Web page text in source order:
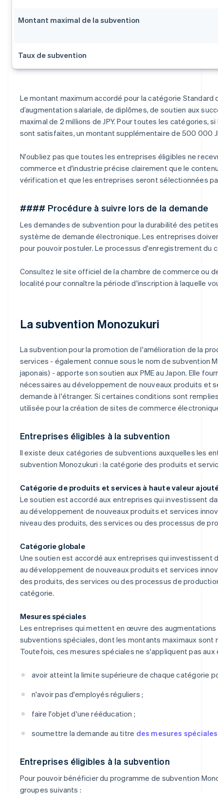
Montant maximal de la subvention
Taux de subvention
Le montant maximum accordé pour la catégorie
d’augmentation salariale, de diplômes, de soutien aux
maximal de 2 millions de JPY. Pour toutes les catégories,
sont satisfaites, un montant supplémentaire de 500 000
N'oubliez pas que toutes les entreprises éligibles ne
commerce et d'industrie précise clairement que le
vérification et que les entreprises seront sélectionnées
#### Procédure à suivre lors de la demande
Les demandes de subvention pour la durabilité des
système de demande électronique. Les entreprises
pour pouvoir postuler. Le processus d'enregistrement du
Consultez le site officiel de la chambre de commerce ou
localité pour connaître la période d'inscription à laquelle
La subvention Monozukuri
La subvention pour la promotion de l'amélioration de la
services - également connue sous le nom de subvention
japonais) - apporte son soutien aux PME au Japon. Elle
nécessaires au développement de nouveaux produits et
demande à l'étranger. Si certaines conditions sont
utilisée pour la création de sites de commerce
Entreprises éligibles à la subvention
Il existe deux catégories de subventions auxquelles les
subvention Monozukuri : la catégorie des produits et
Catégorie de produits et services à haute valeur
Le soutien est accordé aux entreprises qui investissent
au développement de nouveaux produits et services
niveau des produits, des services ou des processus de
Catégorie globale
Une soutien est accordé aux entreprises qui
au développement de nouveaux produits et services
des produits, des services ou des processus de
catégorie.
Mesures spéciales
Les entreprises qui mettent en œuvre des
subventions spéciales, dont les montants maximaux
Toutefois, ces mesures spéciales ne s'appliquent pas
avoir atteint la limite supérieure de chaque catégorie
n'avoir pas d'employés réguliers ;
faire l'objet d'une rééducation ;
soumettre la demande au titre des mesures
Entreprises éligibles à la subvention
Pour pouvoir bénéficier du programme de subvention
groupes suivants :